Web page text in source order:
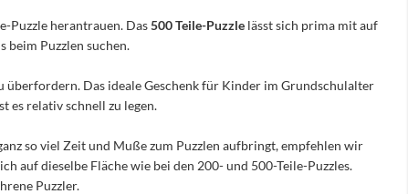
Puzzle herantrauen. Das500 Teile-Puzzle lässt sich prima mit auf
beim Puzzlen suchen.
überfordern. Das ideale Geschenk für Kinder im Grundschulalter
es relativ schnell zu legen.
so viel Zeit und Muße zum Puzzlen aufbringt, empfehlen wir
auf dieselbe Fläche wie bei den 200- und 500-Teile-Puzzles.
Puzzler.